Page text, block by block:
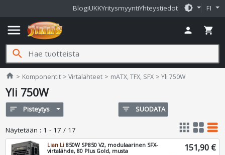
BlogiUKKYritysmyyntiYhteystiedot brightness_medium FI
menu person shopping_cart
search
home Jimms.fi
Komponentit Virtalähteet mATX, TFX, SFX Yli 750W
Yli 750W
sort Pisteytys filter_list SUODATA
Näytetään : 1 - 17 / 17 apps grid_view table_rows
Lian Li 850W SP850 V2, modulaarinen SFX-
virtalähde, 80 Plus Gold, musta
151,90 €